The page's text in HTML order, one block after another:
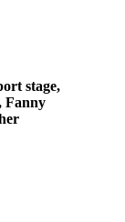
stage,
Fanny